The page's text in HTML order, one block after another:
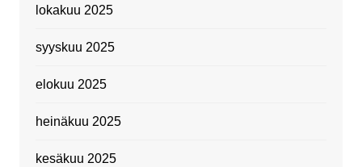
lokakuu 2025
syyskuu 2025
elokuu 2025
heinäkuu 2025
kesäkuu 2025